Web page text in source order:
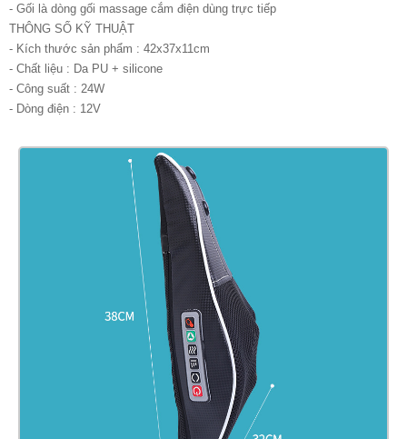
- Gối là dòng gối massage cắm điện dùng trực tiếp
THÔNG SỐ KỸ THUẬT
- Kích thước sản phẩm : 42x37x11cm
- Chất liệu : Da PU + silicone
- Công suất : 24W
- Dòng điện : 12V